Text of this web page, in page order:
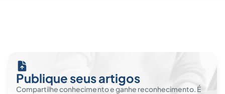
Publique seus artigos
Compartilhe conhecimento e ganhe reconhecimento. É